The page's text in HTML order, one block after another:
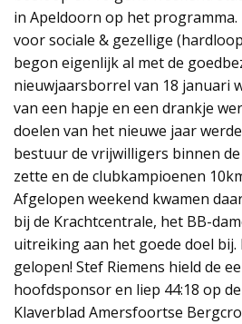
in Apeldoorn op het programma.
voor sociale & gezellige
begon eigenlijk al met de
nieuwjaarsborrel van 18 januari
van een hapje en een drankje
doelen van het nieuwe jaar
bestuur de vrijwilligers binnen
zette en de clubkampioenen
Afgelopen weekend kwamen
bij de Krachtcentrale, het BB-
uitreiking aan het goede doel
gelopen! Stef Riemens hield de
hoofdsponsor en liep 44:18 op
Klaverblad Amersfoortse